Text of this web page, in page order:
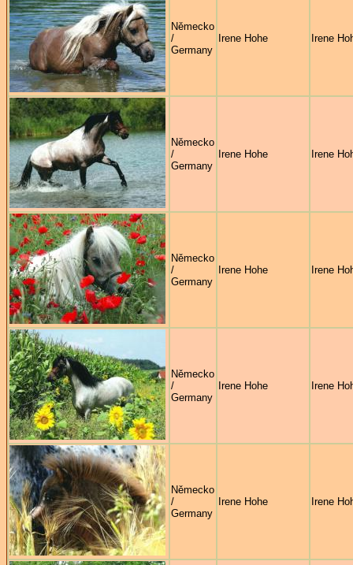
Německo
/
Germany
Irene Hohe Irene
Německo
/
Germany
Irene Hohe Irene
Německo
/
Germany
Irene Hohe Irene
Německo
/
Germany
Irene Hohe Irene
Německo
/
Germany
Irene Hohe Irene